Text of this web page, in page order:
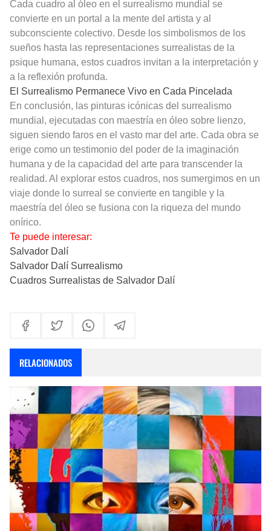
Cada cuadro al óleo en el surrealismo mundial se
convierte en un portal a la mente del artista y al
subconsciente colectivo. Desde los simbolismos de los
sueños hasta las representaciones surrealistas de la
psique humana, estos cuadros invitan a la interpretación y
a la reflexión profunda.
El Surrealismo Permanece Vivo en Cada Pincelada
En conclusión, las pinturas icónicas del surrealismo
mundial, ejecutadas con maestría en óleo sobre lienzo,
siguen siendo faros en el vasto mar del arte. Cada obra se
erige como un testimonio del poder de la imaginación
humana y de la capacidad del arte para transcender la
realidad. Al explorar estos cuadros, nos sumergimos en un
viaje donde lo surreal se convierte en tangible y la
maestría del óleo se fusiona con la riqueza del mundo
onírico.
Te puede interesar:
Salvador Dalí
Salvador Dalí Surrealismo
Cuadros Surrealistas de Salvador Dalí
RELACIONADOS